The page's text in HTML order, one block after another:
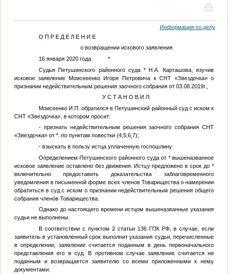
Информация по делу
О П Р Е Д Е Л Е Н И Е
о возвращении искового заявления
16 января 2020 года *
Судья Петушинского районного суда* Н.А. Карташова, изучив
исковое заявление Моисееенко Игоря Петровича к СНТ «Звездочка» о
признании недействительным решения заочного собрания от 03.08.2019г.,
У С Т А Н О В И Л:
Моисеенко И.П. обратился в Петушинский районный суд с иском к
СНТ «Звездочка», в котором просит:
- признать недействительным решения заочного собрания СНТ
«Звездочка» от *. по пунктам повестки (4,5,6,7);
- взыскать в пользу истца уплаченную госпошлину.
Определением Петушинского районного суда от *вышеназванное
исковое заявление оставлено без движения. Истцу предложено в срок до*
включительно предоставить доказательства заблаговременного
уведомления в письменной форме всех членов Товарищества о намерении
обратиться в суд с иском о признании недействительным решения общего
собрания членов Товарищества.
Однако до настоящего времени истцом вышеназванные указания
судьи не выполнены.
В соответствии с пунктом 2 статьи 136 ГПК РФ, в случае, если
заявитель в установленный срок выполнит указания судьи, перечисленные
в определении, заявление считается поданным в день первоначального
представления его в суд. В противном случае заявление считается не
поданным и возвращается заявителю со всеми приложенными к нему
документами.